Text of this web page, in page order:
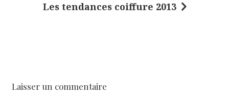
t
Les tendances coiffure 2013
Laisser un commentaire